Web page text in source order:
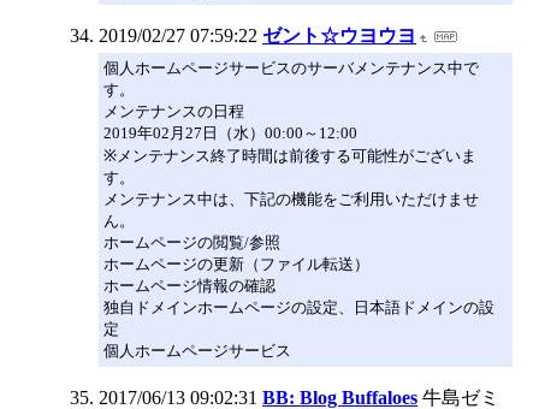
2019/02/27 07:59:22 ゼント☆ウヨウヨ
個人ホームページサービスのサーバメンテナンス中で
す。
メンテナンスの日程
2019年02月27日（水）00:00～12:00
※メンテナンス終了時間は前後する可能性がございま
す。
メンテナンス中は、下記の機能をご利用いただけませ
ん。
ホームページの閲覧/参照
ホームページの更新（ファイル転送）
ホームページ情報の確認
独自ドメインホームページの設定、日本語ドメインの設
定
個人ホームページサービス
2017/06/13 09:02:31 BB: Blog Buffaloes 牛島ゼミ